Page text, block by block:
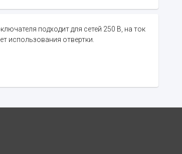
подходит для сетей 250 В, на ток
использования отвертки.